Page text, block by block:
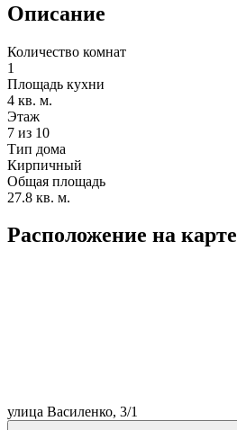
Описание
Количество комнат
1
Площадь кухни
4 кв. м.
Этаж
7 из 10
Тип дома
Кирпичный
Общая площадь
27.8 кв. м.
Расположение на карте
улица Василенко, 3/1